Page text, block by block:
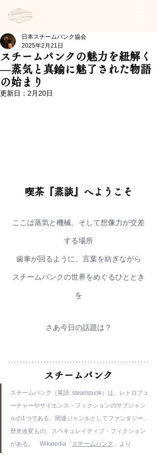
スチームパンクの魅力を紐解く
—蒸気と真鍮に魅了された物語
の始まり
日本スチームパンク協会
2025年2月21日
更新日： 2月20日
喫茶『蒸談』へようこそ
ここは蒸気と機械、そして想像力が交差
する場所
歯車が回るように、言葉を紡ぎながら
スチームパンクの世界をめぐるひととき
を
さあ今日の話題は？
スチームパンク
スチームパンク（英語: steampunk）は、レトロフュ
ーチャーやサイエンス・フィクションのサブジャン
ルの1つである。関連ジャンルとしてファンタジー、
歴史改変もの、スペキュレイティブ・フィクション
がある。　Wikipedia「スチームパンク 」より